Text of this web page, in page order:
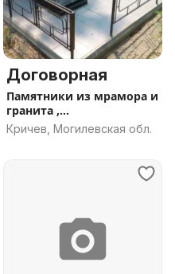
Договорная
Памятники из мрамора и
гранита ,
Благоустройство
Кричев, Могилевская обл.